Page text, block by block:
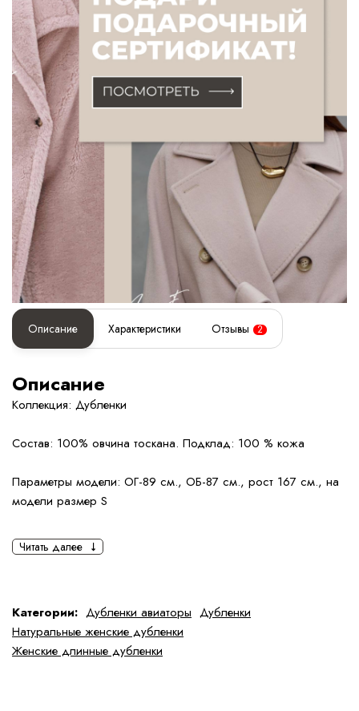
Описание Характеристики Отзывы 2
Описание
Коллекция: Дубленки
Состав: 100% овчина тоскана. Подклад: 100 % кожа
Параметры модели: ОГ-89 см., ОБ-87 см., рост 167 см., на
модели размер S
Читать далее
Категории: Дубленки авиаторы Дубленки
Натуральные женские дубленки
Женские длинные дубленки